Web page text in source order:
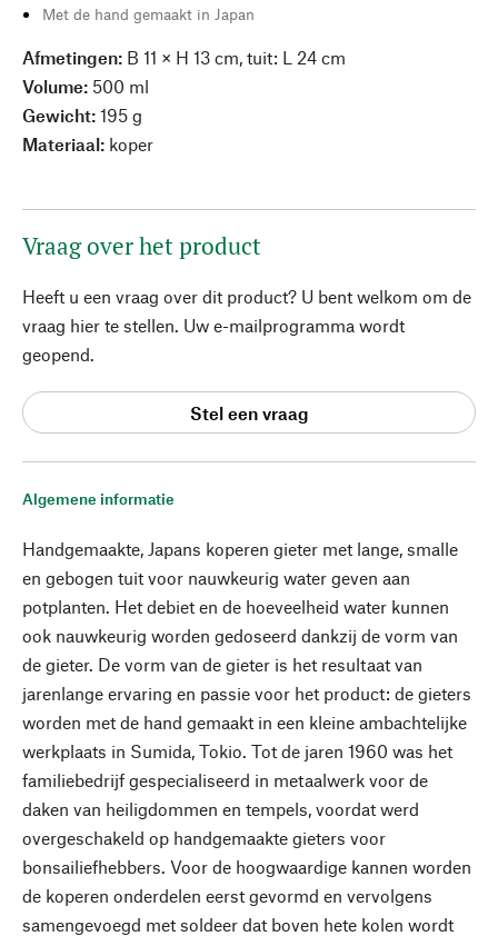
Algemene informatie
Handgemaakte, Japans koperen gieter met lange, smalle
en gebogen tuit voor nauwkeurig water geven aan
potplanten. Het debiet en de hoeveelheid water kunnen
ook nauwkeurig worden gedoseerd dankzij de vorm van
de gieter. De vorm van de gieter is het resultaat van
jarenlange ervaring en passie voor het product: de gieters
worden met de hand gemaakt in een kleine ambachtelijke
werkplaats in Sumida, Tokio. Tot de jaren 1960 was het
familiebedrijf gespecialiseerd in metaalwerk voor de
daken van heiligdommen en tempels, voordat werd
overgeschakeld op handgemaakte gieters voor
bonsailiefhebbers. Voor de hoogwaardige kannen worden
de koperen onderdelen eerst gevormd en vervolgens
samengevoegd met soldeer dat boven hete kolen wordt
Met de hand gemaakt in Japan
Afmetingen: B 11 × H 13 cm, tuit: L 24 cm
Volume: 500 ml
Gewicht: 195 g
Materiaal: koper
Vraag over het product
Heeft u een vraag over dit product? U bent welkom om de
vraag hier te stellen. Uw e-mailprogramma wordt
geopend.
Stel een vraag